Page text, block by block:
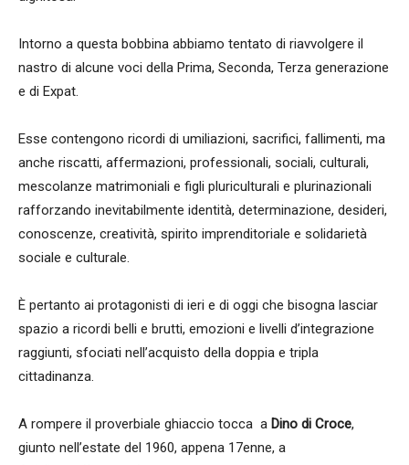
Intorno a questa bobbina abbiamo tentato di riavvolgere il
nastro di alcune voci della Prima, Seconda, Terza generazione
e di Expat.
Esse contengono ricordi di umiliazioni, sacrifici, fallimenti, ma
anche riscatti, affermazioni, professionali, sociali, culturali,
mescolanze matrimoniali e figli pluriculturali e plurinazionali
rafforzando inevitabilmente identità, determinazione, desideri,
conoscenze, creatività, spirito imprenditoriale e solidarietà
sociale e culturale.
È pertanto ai protagonisti di ieri e di oggi che bisogna lasciar
spazio a ricordi belli e brutti, emozioni e livelli d’integrazione
raggiunti, sfociati nell’acquisto della doppia e tripla
cittadinanza.
A rompere il proverbiale ghiaccio tocca a Dino di Croce,
giunto nell’estate del 1960, appena 17enne, a